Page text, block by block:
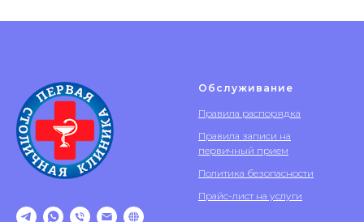
Обслуживание
Правила распорядка
Правила записи на
первичный прием
Политика безопасности
Прайс-лист на услуги